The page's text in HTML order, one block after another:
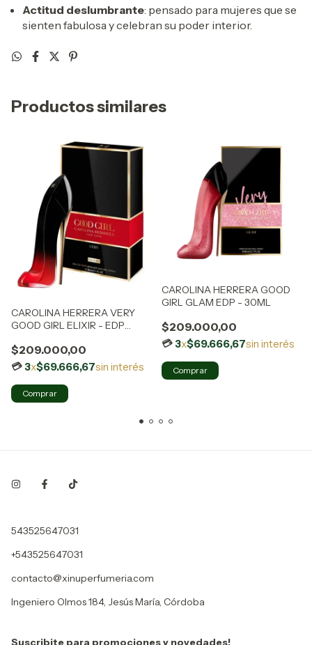
Actitud deslumbrante: pensado para mujeres que se
sienten fabulosa y celebran su poder interior.
Productos similares
CAROLINA HERRERA VERY
GOOD GIRL ELIXIR - EDP
$209.000,00
3x$69.666,67sin interés
CAROLINA HERRERA GOOD
GIRL GLAM EDP - 30ML
$209.000,00
3x$69.666,67sin interés
543525647031
+543525647031
contacto@xinuperfumeria.com
Ingeniero Olmos 184, Jesús María, Córdoba
Suscribite para promociones y novedades!